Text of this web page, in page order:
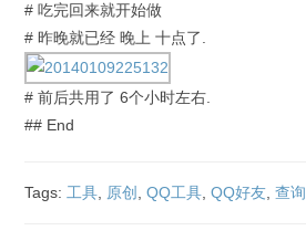
# 吃完回来就开始做
# 昨晚就已经 晚上 十点了.
# 前后共用了 6个小时左右.
## End
Tags: 工具 原创 ,QQ工具 ,QQ好友 ,查询